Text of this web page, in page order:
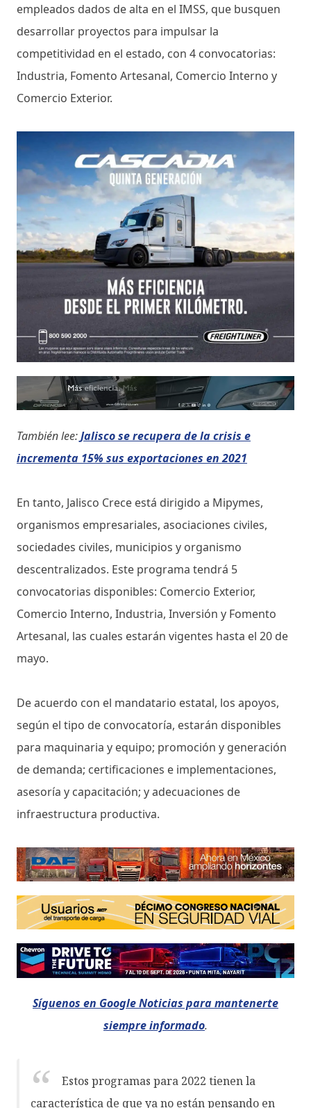
empleados dados de alta en el IMSS, que busquen
desarrollar proyectos para impulsar la
competitividad en el estado, con 4 convocatorias:
Industria, Fomento Artesanal, Comercio Interno y
Comercio Exterior.
También lee:Jalisco se recupera de la crisis e
incrementa 15% sus exportaciones en 2021
En tanto, Jalisco Crece está dirigido a Mipymes,
organismos empresariales, asociaciones civiles,
sociedades civiles, municipios y organismo
descentralizados. Este programa tendrá 5
convocatorias disponibles: Comercio Exterior,
Comercio Interno, Industria, Inversión y Fomento
Artesanal, las cuales estarán vigentes hasta el 20 de
mayo.
De acuerdo con el mandatario estatal, los apoyos,
según el tipo de convocatoría, estarán disponibles
para maquinaria y equipo; promoción y generación
de demanda; certificaciones e implementaciones,
asesoría y capacitación; y adecuaciones de
infraestructura productiva.
Síguenos en Google Noticias para mantenerte
siempre informado.
Estos programas para 2022 tienen la
característica de que ya no están pensando en